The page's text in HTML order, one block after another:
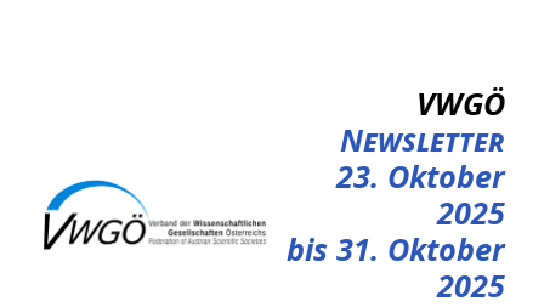
VWGÖ
Newsletter
23. Oktober
2025
bis 31. Oktober
2025